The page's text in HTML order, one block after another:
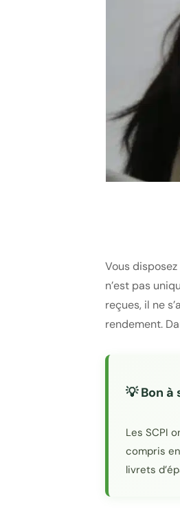
Vous
n’est pas
reçues, il ne
rendement.
💡 Bon à
Les SCPI
compris
livrets